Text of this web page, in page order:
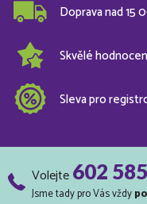
Doprava nad 15
Skvělé
Sleva pro
Volejte602
Jsme tady pro Vás vždy